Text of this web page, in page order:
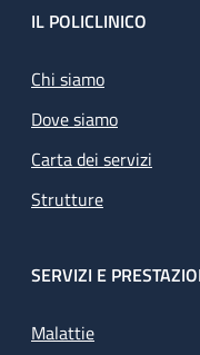
Footer
IL POLICLINICO
Chi siamo
Dove siamo
Carta dei servizi
Strutture
SERVIZI E
Malattie